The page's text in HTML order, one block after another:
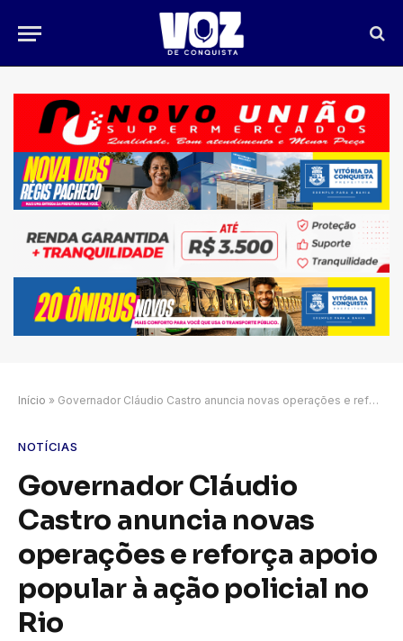
Início » Governador Cláudio Castro anuncia novas operações e reforça apoio popular à ação policial no Rio
NOTÍCIAS
Governador Cláudio
Castro anuncia novas
operações e reforça apoio
popular à ação policial no
Rio